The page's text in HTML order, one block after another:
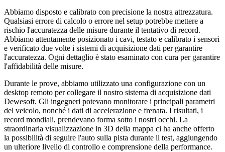
Abbiamo disposto e calibrato con precisione la nostra attrezzatura.
Qualsiasi errore di calcolo o errore nel setup potrebbe mettere a
rischio l'accuratezza delle misure durante il tentativo di record.
Abbiamo attentamente posizionato i cavi, testato e calibrato i sensori
e verificato due volte i sistemi di acquisizione dati per garantire
l'accuratezza. Ogni dettaglio è stato esaminato con cura per garantire
l'affidabilità delle misure.
Durante le prove, abbiamo utilizzato una configurazione con un
desktop remoto per collegare il nostro sistema di acquisizione dati
Dewesoft. Gli ingegneri potevano monitorare i principali parametri
del veicolo, nonché i dati di accelerazione e frenata. I risultati, i
record mondiali, prendevano forma sotto i nostri occhi. La
straordinaria visualizzazione in 3D della mappa ci ha anche offerto
la possibilità di seguire l'auto sulla pista durante il test, aggiungendo
un ulteriore livello di controllo e comprensione della performance.